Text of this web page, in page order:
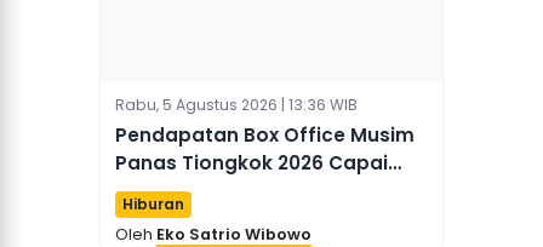
Rabu, 5 Agustus 2026 | 13:36 WIB
Pendapatan Box Office Musim
Panas Tiongkok 2026 Capai
Angka 7,5 Miliar Yuan
Hiburan
Oleh Eko Satrio Wibowo